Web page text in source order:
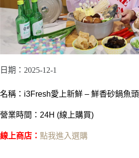
日期：2025-12-1
名稱：i3Fresh愛上新鮮 – 鮮香砂鍋魚頭
營業時間：24H (線上購買)
線上商店： 點我進入選購